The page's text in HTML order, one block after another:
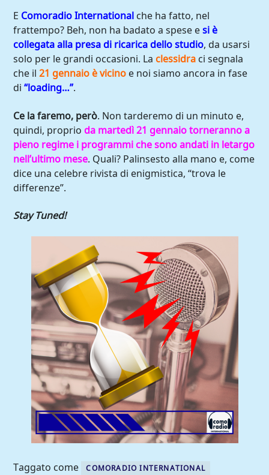
Comoradio International
E Comoradio International che ha fatto, nel
frattempo? Beh, non ha badato a spese esi è
collegata alla presa di ricarica dello studio, da usarsi
solo per le grandi occasioni. Laclessidra ci segnala
che il21 gennaio è vicino e noi siamo ancora in fase
di“loading…”.
Ce la faremo, però. Non tarderemo di un minuto e,
quindi, proprioda martedì 21 gennaio torneranno a
pieno regime i programmi che sono andati in letargo
nell’ultimo mese. Quali? Palinsesto alla mano e, come
dice una celebre rivista di enigmistica, “trova le
differenze”.
Stay Tuned!
Taggato come
COMORADIO INTERNATIONAL